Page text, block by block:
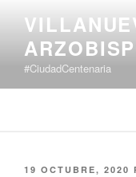
contenido
#CiudadCentenaria
PUBLICADO
19 OCTUBRE, 2020